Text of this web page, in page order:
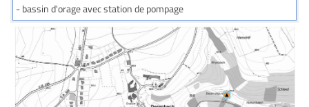
- bassin d'orage avec station de pompage